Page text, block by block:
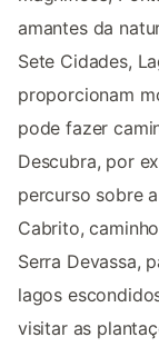
amantes da
Sete Cidades,
proporcionam
pode fazer
Descubra, por
percurso sobre
Cabrito,
Serra Devassa,
lagos
visitar as